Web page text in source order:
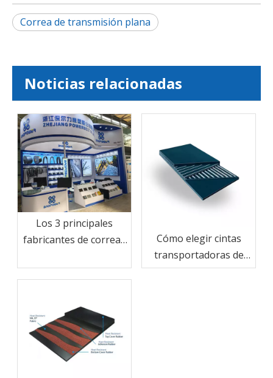
Correa de transmisión plana
Noticias relacionadas
Los 3 principales
fabricantes de correas
aparece en Shanghai
Cómo elegir cintas
transportadoras de
cable de acero por